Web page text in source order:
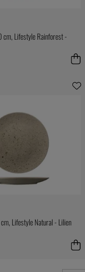
cm, Lifestyle Rainforest -
Lifestyle Natural - Lilien